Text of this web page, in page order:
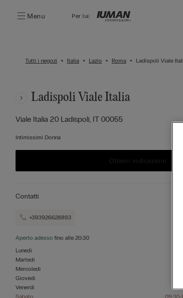
Menu Per lui:
Tutti i negozi Italia Lazio Roma Ladispoli Viale
Ladispoli Viale Italia
Viale Italia 20 Ladispoli, IT 00055
Intimissimi Donna
Ottieni indicazioni
Contatti
+393926628893
Aperto adesso fino alle 20:30
Lunedì
Martedì
Mercoledì
Giovedì
Venerdì
Sabato
09:30-